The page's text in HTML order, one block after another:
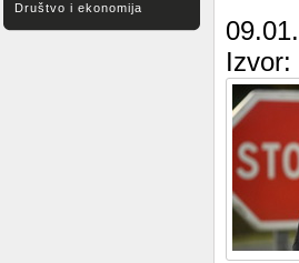
Društvo i ekonomija
Izvor: